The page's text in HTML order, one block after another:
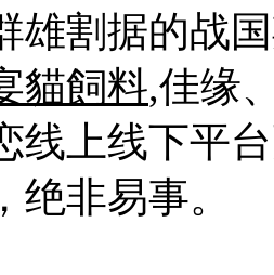
雄割据的战
貓飼料,佳缘
线上线下平
绝非易事。